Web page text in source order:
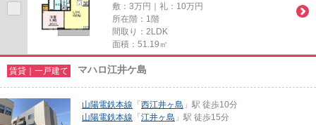
敷：3万円｜礼：10万円
所在階：1階
間取り：2LDK
面積：51.19㎡
賃貸｜一戸建て マハロ江井ケ島
山陽電鉄本線 「 西江井ヶ島 」駅 徒歩10分
山陽電鉄本線 「 江井ヶ島 」駅 徒歩15分